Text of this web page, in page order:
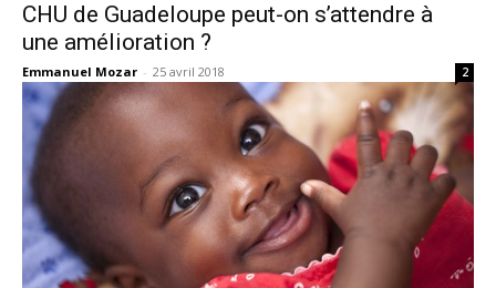
CHU de Guadeloupe peut-on s’attendre à
une amélioration ?
Emmanuel Mozar - 25 avril 2018 2